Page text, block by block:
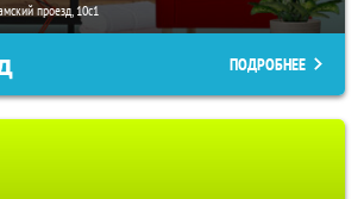
проезд, 10с1
ПОДРОБНЕЕ